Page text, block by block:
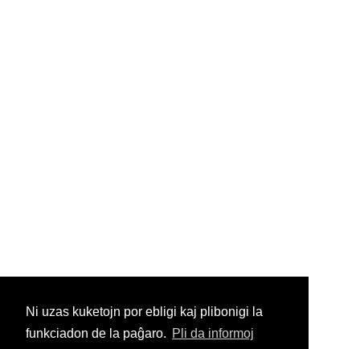
Ni uzas kuketojn por ebligi kaj plibonigi la
funkciadon de la paĝaro. Pli da informoj